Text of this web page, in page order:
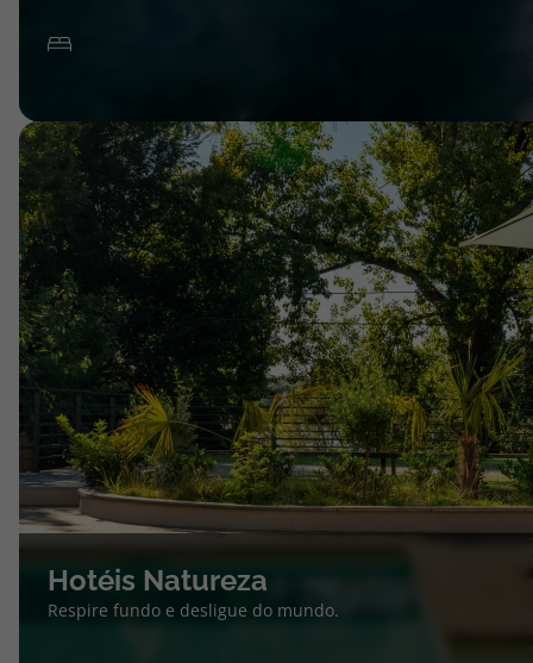
Hotéis Natureza
Respire fundo e desligue do mundo.